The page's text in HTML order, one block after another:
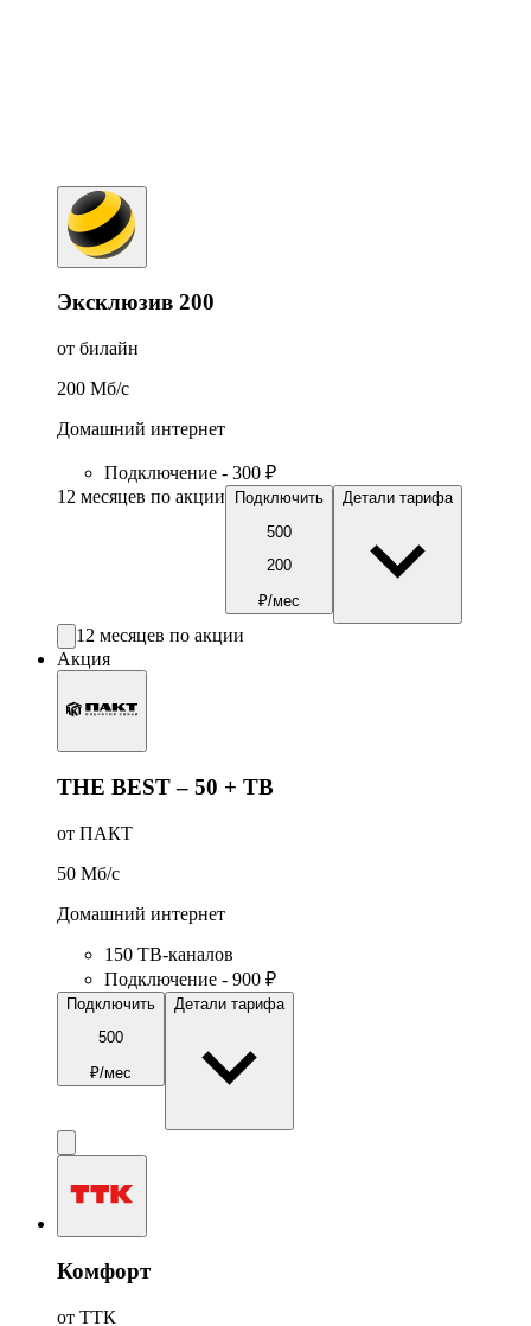
Эксклюзив 200
от билайн
200 Мб/c
Домашний интернет
Подключение - 300 ₽
12 месяцев по акции
Подключить
500
200
₽/мес
Детали тарифа
12 месяцев по акции
Акция
THE BEST – 50 + ТВ
от ПАКТ
50 Мб/c
Домашний интернет
150 ТВ-каналов
Подключение - 900 ₽
Подключить
500
₽/мес
Детали тарифа
Комфорт
от ТТК